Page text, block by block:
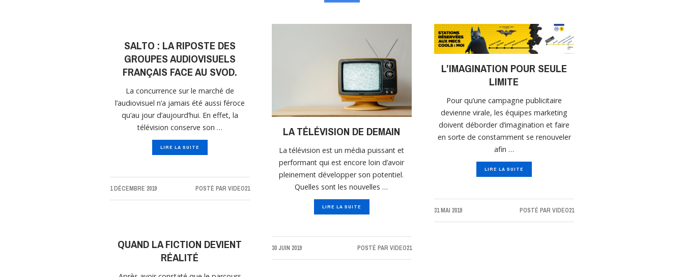
SALTO : LA RIPOSTE DES
GROUPES AUDIOVISUELS
FRANÇAIS FACE AU SVOD.
La concurrence sur le marché de
l’audiovisuel n’a jamais été aussi féroce
qu’au jour d’aujourd’hui. En effet, la
télévision conserve son …
LIRE LA SUITE
1 DÉCEMBRE 2019 POSTÉ PAR VIDEO21
LA TÉLÉVISION DE DEMAIN
La télévision est un média puissant et
performant qui est encore loin d’avoir
pleinement développer son potentiel.
Quelles sont les nouvelles …
LIRE LA SUITE
30 JUIN 2019 POSTÉ PAR VIDEO21
L’IMAGINATION POUR SEULE
LIMITE
Pour qu’une campagne publicitaire
devienne virale, les équipes marketing
doivent déborder d’imagination et faire
en sorte de constamment se renouveler
afin …
LIRE LA SUITE
31 MAI 2019 POSTÉ PAR VIDEO21
QUAND LA FICTION DEVIENT
RÉALITÉ